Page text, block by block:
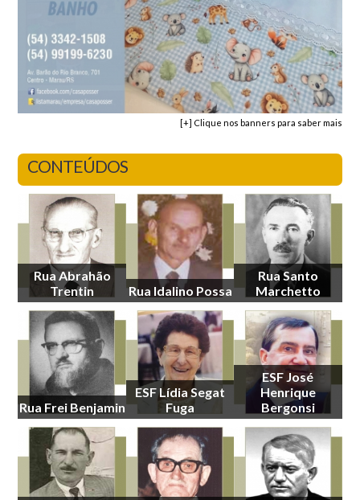
[+] Clique nos banners para saber mais
CONTEÚDOS
Rua Abrahão
Trentin
Rua Idalino Possa
Rua Santo
Marchetto
Rua Frei Benjamin
ESF Lídia Segat
Fuga
ESF José
Henrique
Bergonsi